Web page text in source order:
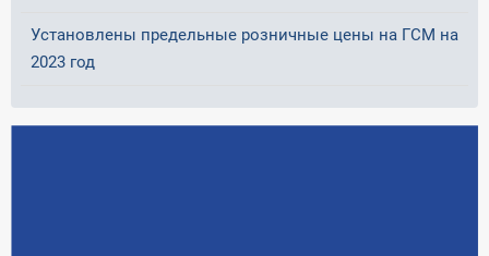
Установлены предельные розничные цены на ГСМ на
2023 год